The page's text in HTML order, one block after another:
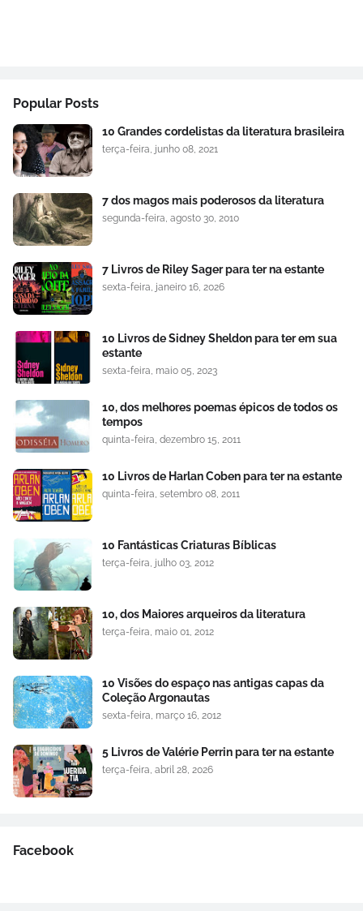
Popular Posts
10 Grandes cordelistas da literatura brasileira
terça-feira, junho 08, 2021
7 dos magos mais poderosos da literatura
segunda-feira, agosto 30, 2010
7 Livros de Riley Sager para ter na estante
sexta-feira, janeiro 16, 2026
10 Livros de Sidney Sheldon para ter em sua
estante
sexta-feira, maio 05, 2023
10, dos melhores poemas épicos de todos os
tempos
quinta-feira, dezembro 15, 2011
10 Livros de Harlan Coben para ter na estante
quinta-feira, setembro 08, 2011
10 Fantásticas Criaturas Bíblicas
terça-feira, julho 03, 2012
10, dos Maiores arqueiros da literatura
terça-feira, maio 01, 2012
10 Visões do espaço nas antigas capas da
Coleção Argonautas
sexta-feira, março 16, 2012
5 Livros de Valérie Perrin para ter na estante
terça-feira, abril 28, 2026
Facebook